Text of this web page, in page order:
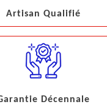
Artisan Qualifié
Décennale